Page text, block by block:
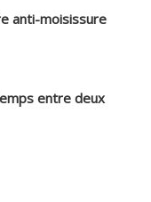
anti-moisissure
entre deux